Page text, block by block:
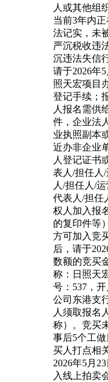
人或其他组
当前3年内
法记实，未
严沉税收违
沉违法失信
请于2026年
照天宏项目
登记手续；
人报名需供
件，企业法
业执照副本
近办非企业
人登记证书
表人/担任人
人/担任人/
代表人/担任
权人加入报
的复印件等
方可加入竞
后，请于
数额的竞买
称：日照天
号：537，
公司东港支
人须取报名
称）。竞买
事后5个工
买人打点相
2026年5月
入线上拍卖